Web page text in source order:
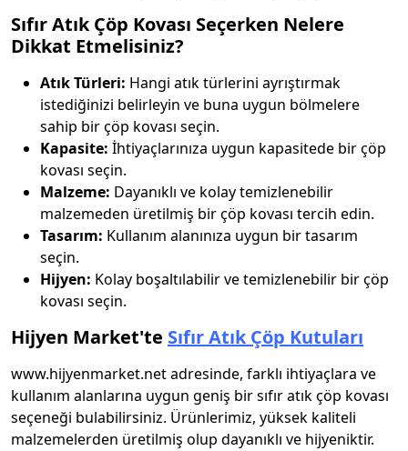
Sıfır Atık Çöp Kovası Seçerken Nelere
Dikkat Etmelisiniz?
Atık Türleri: Hangi atık türlerini ayrıştırmak
istediğinizi belirleyin ve buna uygun bölmelere
sahip bir çöp kovası seçin.
Kapasite: İhtiyaçlarınıza uygun kapasitede bir çöp
kovası seçin.
Malzeme: Dayanıklı ve kolay temizlenebilir
malzemeden üretilmiş bir çöp kovası tercih edin.
Tasarım: Kullanım alanınıza uygun bir tasarım
seçin.
Hijyen: Kolay boşaltılabilir ve temizlenebilir bir çöp
kovası seçin.
Hijyen Market'te Sıfır Atık Çöp Kutuları
www.hijyenmarket.net adresinde, farklı ihtiyaçlara ve
kullanım alanlarına uygun geniş bir sıfır atık çöp kovası
seçeneği bulabilirsiniz. Ürünlerimiz, yüksek kaliteli
malzemelerden üretilmiş olup dayanıklı ve hijyeniktir.